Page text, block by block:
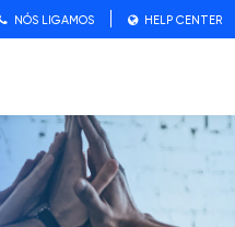
NÓS LIGAMOS HELP CENTER